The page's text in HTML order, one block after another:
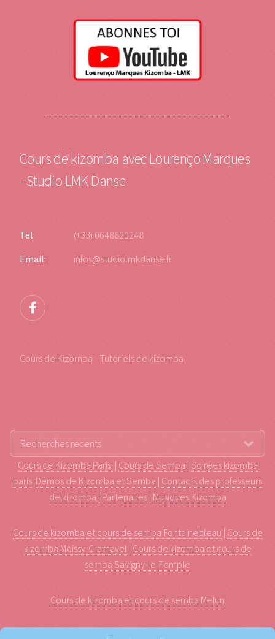
Cours de kizomba avec Lourenço Marques
- Studio LMK Danse
Tel:
(+33) 0648820248
Email:
infos@studiolmkdanse.fr
Cours de Kizomba - Tutoriels de kizomba
Cours de Kizomba Paris | Cours de Semba | Soirées kizomba
paris| Démos de Kizomba et Semba | Contacts des professeurs
de kizomba | Partenaires| Musiques Kizomba
Cours de kizomba et cours de semba Fontainebleau | Cours de
kizomba Moissy-Cramayel | Cours de kizomba et cours de
semba Savigny-le-Temple
Cours de kizomba et cours de semba Melun